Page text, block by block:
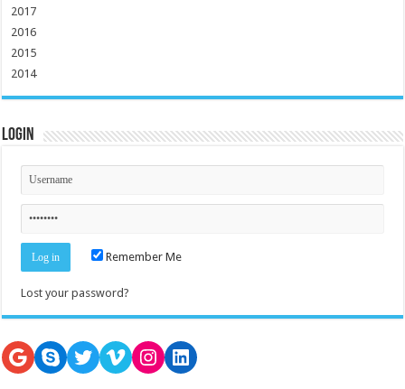
2017
2016
2015
2014
Login
Remember Me
Lost your password?
Google
SkypeTwitter
VimeoInstagram
LinkedIn